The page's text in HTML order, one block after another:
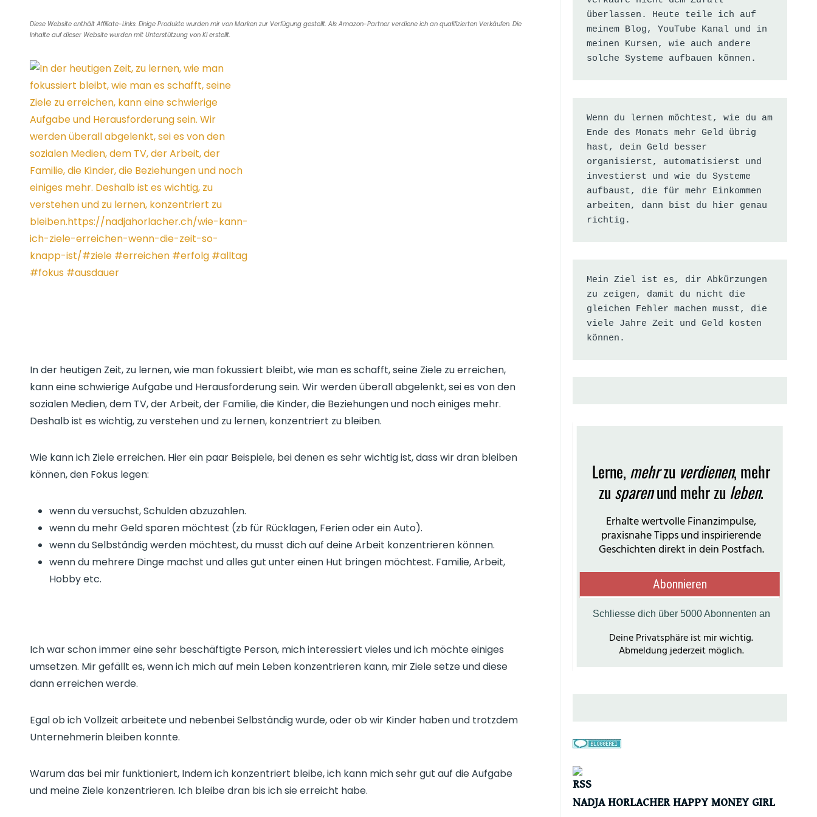
o
o
F
r
e
n
d
l
a
r
r
e
t
i
n
d
d
n
Diese Website enthält Affiliate-Links. Einige Produkte wurden mir von Marken zur Verfügung gestellt. Als Amazon-Partner verdiene ich an qualifizierten Verkäufen. Die
Inhalte auf dieser Website wurden mit Unterstützung von KI erstellt.
In der heutigen Zeit, zu lernen, wie man fokussiert bleibt, wie man es schafft, seine Ziele zu erreichen,
kann eine schwierige Aufgabe und Herausforderung sein. Wir werden überall abgelenkt, sei es von den
sozialen Medien, dem TV, der Arbeit, der Familie, die Kinder, die Beziehungen und noch einiges mehr.
Deshalb ist es wichtig, zu verstehen und zu lernen, konzentriert zu bleiben.
Wie kann ich Ziele erreichen. Hier ein paar Beispiele, bei denen es sehr wichtig ist, dass wir dran bleiben
können, den Fokus legen:
wenn du versuchst, Schulden abzuzahlen.
wenn du mehr Geld sparen möchtest (zb für Rücklagen, Ferien oder ein Auto).
wenn du Selbständig werden möchtest, du musst dich auf deine Arbeit konzentrieren können.
wenn du mehrere Dinge machst und alles gut unter einen Hut bringen möchtest. Familie, Arbeit,
Hobby etc.
Ich war schon immer eine sehr beschäftigte Person, mich interessiert vieles und ich möchte einiges
umsetzen. Mir gefällt es, wenn ich mich auf mein Leben konzentrieren kann, mir Ziele setze und diese
dann erreichen werde.
Egal ob ich Vollzeit arbeitete und nebenbei Selbständig wurde, oder ob wir Kinder haben und trotzdem
Unternehmerin bleiben konnte.
Warum das bei mir funktioniert, Indem ich konzentriert bleibe, ich kann mich sehr gut auf die Aufgabe
und meine Ziele konzentrieren. Ich bleibe dran bis ich sie erreicht habe.
überlassen. Heute teile ich auf
meinem Blog, YouTube Kanal und in
meinen Kursen, wie auch andere
solche Systeme aufbauen können.
Wenn du lernen möchtest, wie du am
Ende des Monats mehr Geld übrig
hast, dein Geld besser
organisierst, automatisierst und
investierst und wie du Systeme
aufbaust, die für mehr Einkommen
arbeiten, dann bist du hier genau
richtig.
Mein Ziel ist es, dir Abkürzungen
zu zeigen, damit du nicht die
gleichen Fehler machen musst, die
viele Jahre Zeit und Geld kosten
können.
NADJA HORLACHER HAPPY MONEY GIRL